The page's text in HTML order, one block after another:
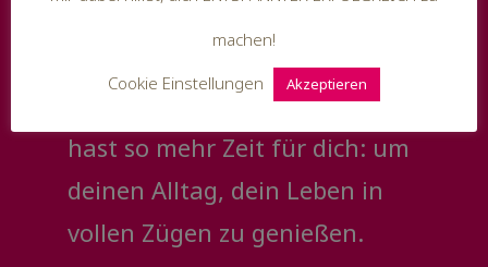
Alltag. Du kommst leichter
und entspannter ans Ziel. Und
hast so mehr Zeit für dich: um
deinen Alltag, dein Leben in
vollen Zügen zu genießen.
machen!
Cookie Einstellungen Akzeptieren